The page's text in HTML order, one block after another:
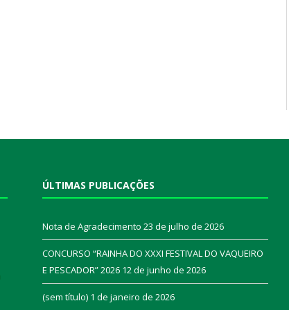
ÚLTIMAS PUBLICAÇÕES
Nota de Agradecimento 23 de julho de 2026
CONCURSO “RAINHA DO XXXI FESTIVAL DO VAQUEIRO
E PESCADOR” 2026 12 de junho de 2026
(sem título) 1 de janeiro de 2026